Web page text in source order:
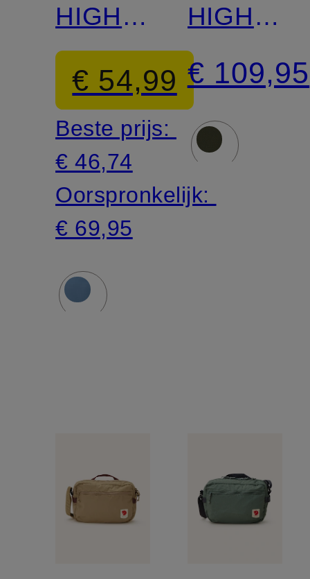
HIGH
COAST
€ 54,99
Beste prijs:
€ 46,74
Oorspronkelijk:
€ 69,95
HIGH
COAST
24 l
€ 109,95